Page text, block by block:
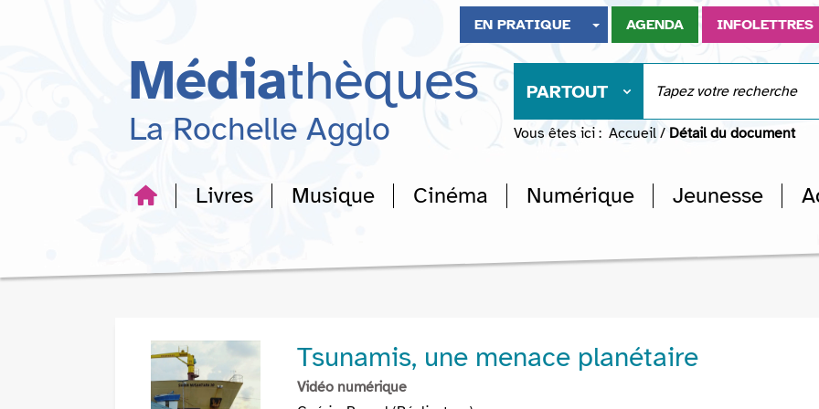
recherche
EN PRATIQUE AGENDA INFOLETTRES
Médiathèques
La Rochelle Agglo
PARTOUT
Vous êtes ici : Accueil / Détail du document
Livres Musique Cinéma Numérique Jeunesse
Tsunamis, une menace planétaire
Vidéo numérique